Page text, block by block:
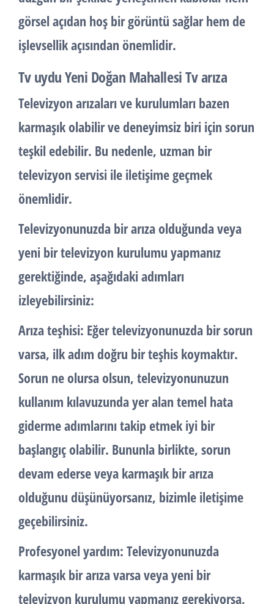
görsel açıdan hoş bir görüntü sağlar hem de
işlevsellik açısından önemlidir.
Tv uydu Yeni Doğan Mahallesi Tv arıza
Televizyon arızaları ve kurulumları bazen
karmaşık olabilir ve deneyimsiz biri için sorun
teşkil edebilir. Bu nedenle, uzman bir
televizyon servisi ile iletişime geçmek
önemlidir.
Televizyonunuzda bir arıza olduğunda veya
yeni bir televizyon kurulumu yapmanız
gerektiğinde, aşağıdaki adımları
izleyebilirsiniz:
Arıza teşhisi: Eğer televizyonunuzda bir sorun
varsa, ilk adım doğru bir teşhis koymaktır.
Sorun ne olursa olsun, televizyonunuzun
kullanım kılavuzunda yer alan temel hata
giderme adımlarını takip etmek iyi bir
başlangıç olabilir. Bununla birlikte, sorun
devam ederse veya karmaşık bir arıza
olduğunu düşünüyorsanız, bizimle iletişime
geçebilirsiniz.
Profesyonel yardım: Televizyonunuzda
karmaşık bir arıza varsa veya yeni bir
televizyon kurulumu yapmanız gerekiyorsa,